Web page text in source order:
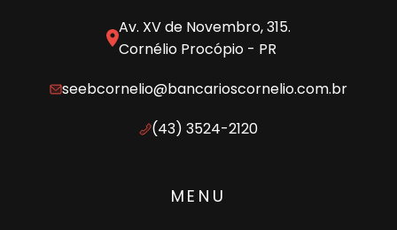
Av. XV de Novembro, 315.
Cornélio Procópio - PR
seebcornelio@bancarioscornelio.com.br
(43) 3524-2120
MENU